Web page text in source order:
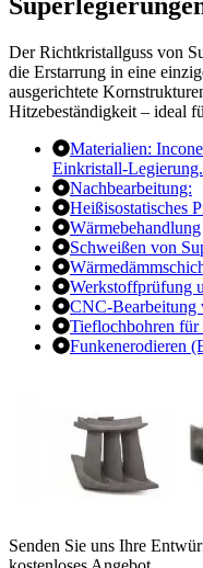
Der Richtkristallguss von
die Erstarrung in eine
ausgerichtete
Hitzebeständigkeit – ideal
Materialien:
Einkristall-Legierung.
Nachbearbeitung:
Heißisostatisches
Wärmebehandlung
Schweißen von
Werkstoffprüfung
CNC-Bearbeitung
Tieflochbohren für
Funkenerodieren
Senden Sie uns Ihre